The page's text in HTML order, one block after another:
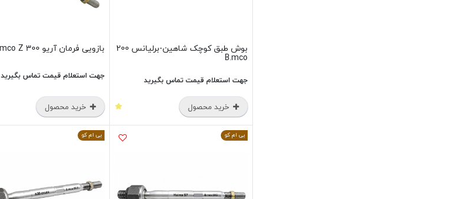
بوش طبق کوچک شاهین-برلیانس 200
B.mco
جهت استعلام قیمت تماس بگیرید
خرید محصول
بازویی فرمان آریو B.mco Z 300
جهت استعلام قیمت تماس بگیرید
خرید محصول
بی ام کو بی ام کو